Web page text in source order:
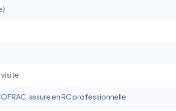
assure en RC professionnelle